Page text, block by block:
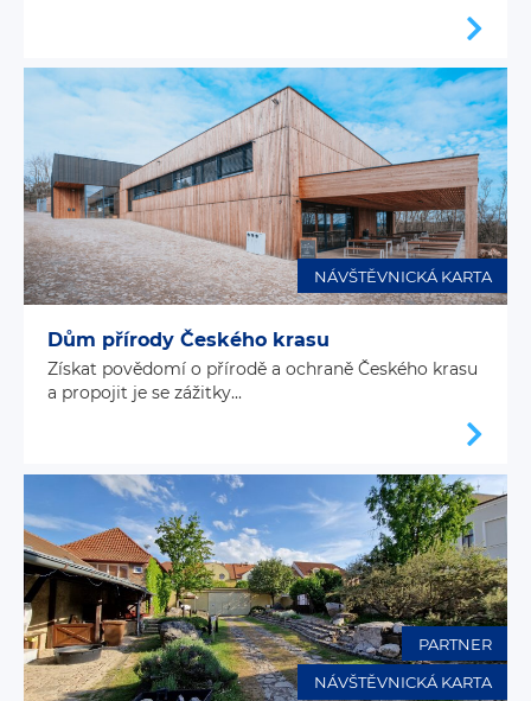
NÁVŠTĚVNICKÁ KARTA
Dům přírody Českého krasu
Získat povědomí o přírodě a ochraně Českého krasu
a propojit je se zážitky...
NÁVŠTĚVNICKÁ KARTA
PARTNER